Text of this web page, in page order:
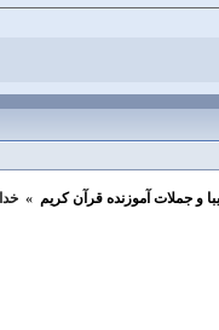
و جملات آموزنده قرآن كريم »